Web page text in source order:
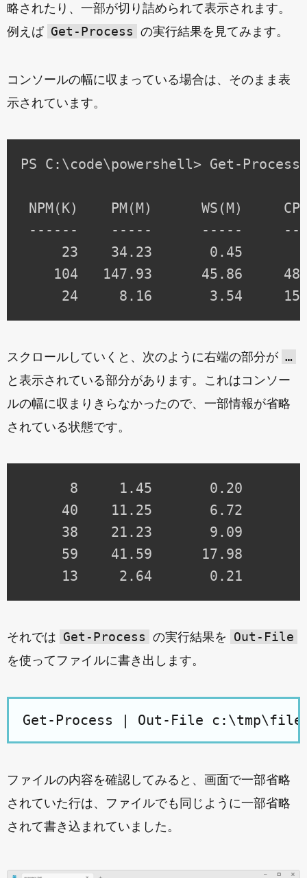
略されたり、一部が切り詰められて表示されます。
例えば Get-Process の実行結果を見てみます。
コンソールの幅に収まっている場合は、そのまま表
示されています。
PS C:\code\powershell> Get-Process
NPM(K)    PM(M)      WS(M)
------    -----      -----
23    34.23       0.45
104   147.93      45.86
スクロールしていくと、次のように右端の部分が …
と表示されている部分があります。これはコンソー
ルの幅に収まりきらなかったので、一部情報が省略
されている状態です。
8     1.45       0.20
40    11.25       6.72
38    21.23       9.09
59    41.59      17.98
それでは Get-Process の実行結果を Out-File
を使ってファイルに書き出します。
ファイルの内容を確認してみると、画面で一部省略
されていた行は、ファイルでも同じように一部省略
されて書き込まれていました。